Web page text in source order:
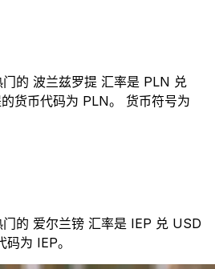
的 波兰兹罗提 汇率是 PLN 兑
货币代码为 PLN。 货币符号为
的 爱尔兰镑 汇率是 IEP 兑 USD
为 IEP。